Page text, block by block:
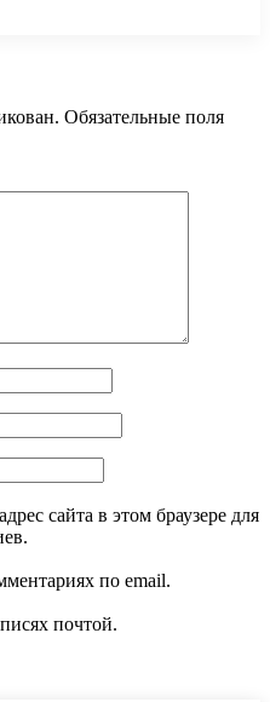
Обязательные поля
сайта в этом браузере для
по email.
почтой.